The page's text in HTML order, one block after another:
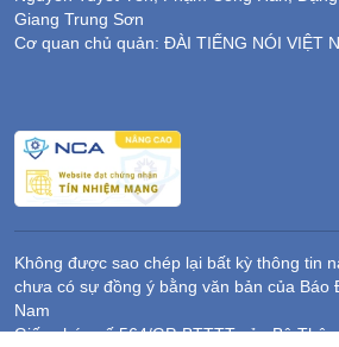
Giang Trung Sơn
Cơ quan chủ quản: ĐÀI TIẾNG NÓI VIỆT
Không được sao chép lại bất kỳ thông tin
chưa có sự đồng ý bằng văn bản của Báo
Nam
Giấy phép số 564/GP-BTTTT của Bộ